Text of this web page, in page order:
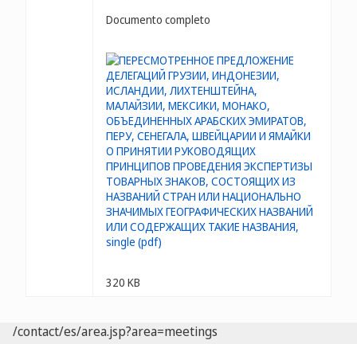
Documento completo
320 KB
/contact/es/area.jsp?area=meetings